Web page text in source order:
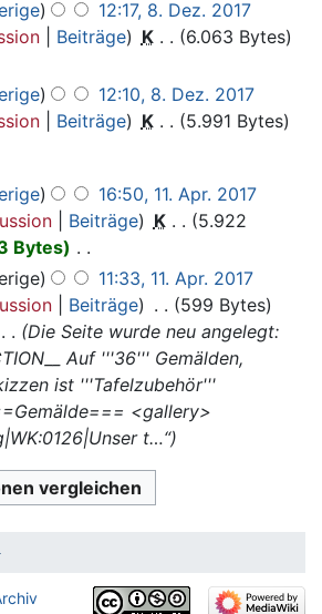
12:17, 8. Dez. 2017
Beiträge K
6.063 Bytes
12:10, 8. Dez. 2017
Beiträge K
5.991 Bytes
16:50, 11. Apr. 2017
Beiträge K
5.922
Bytes
11:33, 11. Apr. 2017
Beiträge
599 Bytes
Die Seite wurde neu angelegt:
Auf '''36''' Gemälden,
ist '''Tafelzubehör'''
<gallery>
t…“